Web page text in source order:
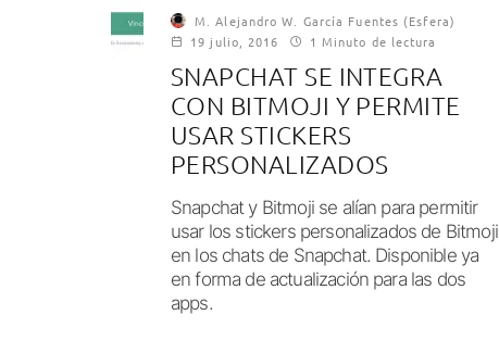
M. Alejandro W. García Fuentes (Esfera)
19 julio, 2016
1 Minuto de lectura
SNAPCHAT SE INTEGRA
CON BITMOJI Y PERMITE
USAR STICKERS
PERSONALIZADOS
Snapchat y Bitmoji se alían para permitir
usar los stickers personalizados de Bitmoji
en los chats de Snapchat. Disponible ya
en forma de actualización para las dos
apps.